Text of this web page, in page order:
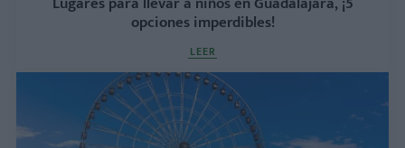
opciones imperdibles!
LEER